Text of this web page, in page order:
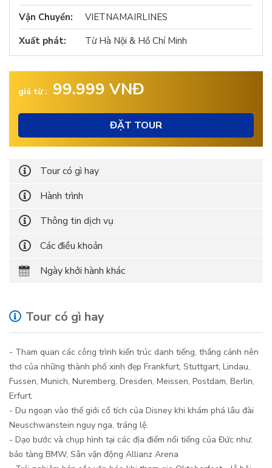
Tour có gì hay
- Tham quan các công trình kiến trúc danh tiếng, thắng cảnh nên
thơ của những thành phố xinh đẹp Frankfurt, Stuttgart, Lindau,
Fussen, Munich, Nuremberg, Dresden, Meissen, Postdam, Berlin,
Erfurt.
- Du ngoạn vào thế giới cổ tích của Disney khi khám phá lâu đài
Neuschwanstein nguy nga, tráng lệ.
- Dạo bước và chụp hình tại các địa điểm nổi tiếng của Đức như:
bảo tàng BMW, Sân vận động Allianz Arena
Vận Chuyển:
VIETNAMAIRLINES
Xuất phát:
Từ Hà Nội & Hồ Chí Minh
giá từ : 99.999 VNĐ
ĐẶT TOUR
Tour có gì hay
Hành trình
Thông tin dịch vụ
Các điều khoản
Ngày khởi hành khác